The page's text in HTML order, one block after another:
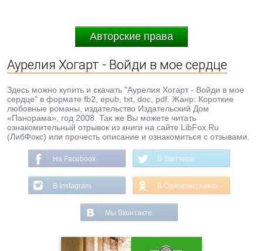
Авторские права
Аурелия Хогарт - Войди в мое сердце
Здесь можно купить и скачать "Аурелия Хогарт - Войди в мое
сердце" в формате fb2, epub, txt, doc, pdf. Жанр: Короткие
любовные романы, издательство Издательский Дом
«Панорама», год 2008. Так же Вы можете читать
ознакомительный отрывок из книги на сайте LibFox.Ru
(ЛибФокс) или прочесть описание и ознакомиться с отзывами.
На Facebook В Твиттере
В Instagram В Одноклассниках
Мы Вконтакте